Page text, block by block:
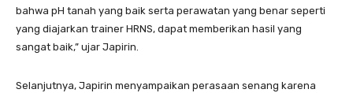
bahwa pH tanah yang baik serta perawatan yang benar seperti
yang diajarkan trainer HRNS, dapat memberikan hasil yang
sangat baik,” ujar Japirin.
Selanjutnya, Japirin menyampaikan perasaan senang karena